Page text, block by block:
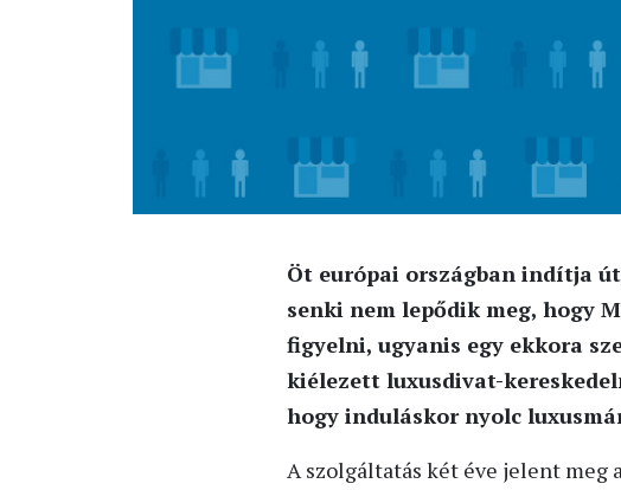
Öt európai országban indítja
senki nem lepődik meg, hogy
figyelni, ugyanis egy ekkora
kiélezett luxusdivat-
hogy induláskor nyolc
A szolgáltatás két éve jelent meg